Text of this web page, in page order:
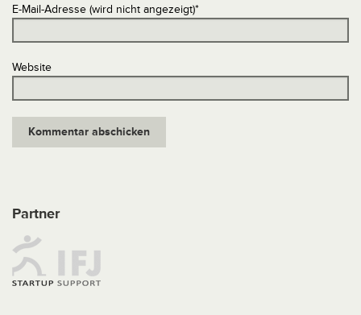
E-Mail-Adresse (wird nicht angezeigt)*
Website
Partner